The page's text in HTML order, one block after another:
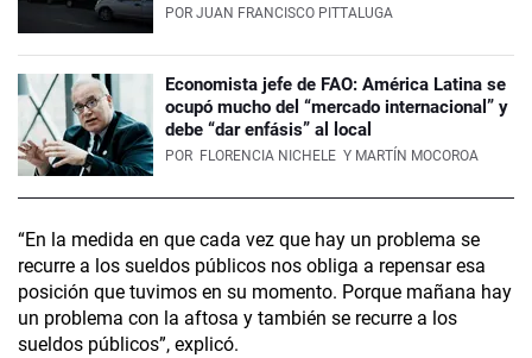
POR JUAN FRANCISCO PITTALUGA
Economista jefe de FAO: América Latina se
ocupó mucho del “mercado internacional” y
debe “dar enfásis” al local
POR FLORENCIA NICHELE Y MARTÍN MOCOROA
“En la medida en que cada vez que hay un problema se
recurre a los sueldos públicos nos obliga a repensar esa
posición que tuvimos en su momento. Porque mañana hay
un problema con la aftosa y también se recurre a los
sueldos públicos”, explicó.